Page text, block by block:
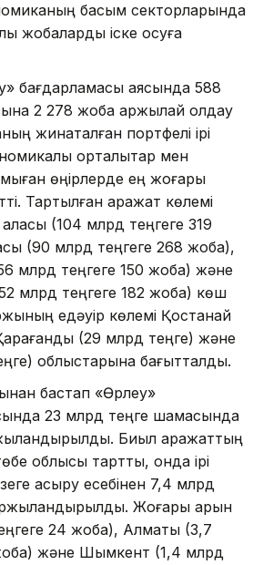
басым секторларында
жобаларды іске қосуға
бағдарламасы аясында 588
2 278 жоба қаржылай қолдау
жинақталған портфелі ірі
орталықтар мен
өңірлерде ең жоғары
Тартылған қаражат көлемі
(104 млрд теңгеге 319
(90 млрд теңгеге 268 жоба),
млрд теңгеге 150 жоба) және
млрд теңгеге 182 жоба) көш
едәуір көлемі Қостанай
(29 млрд теңге) және
облыстарына бағытталды.
бастап «Өрлеу»
23 млрд теңге шамасында
Биыл қаражаттың
облысы тартты, онда ірі
асыру есебінен 7,4 млрд
Жоғары қарқын
24 жоба), Алматы (3,7
және Шымкент (1,4 млрд